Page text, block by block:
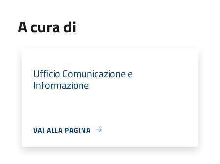
A cura di
Ufficio Comunicazione e
Informazione
VAI ALLA PAGINA